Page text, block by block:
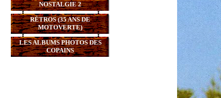
NOSTALGIE 2
RÉTROS (35 ANS DE
MOTOVERTE)
LES ALBUMS PHOTOS DES
COPAINS